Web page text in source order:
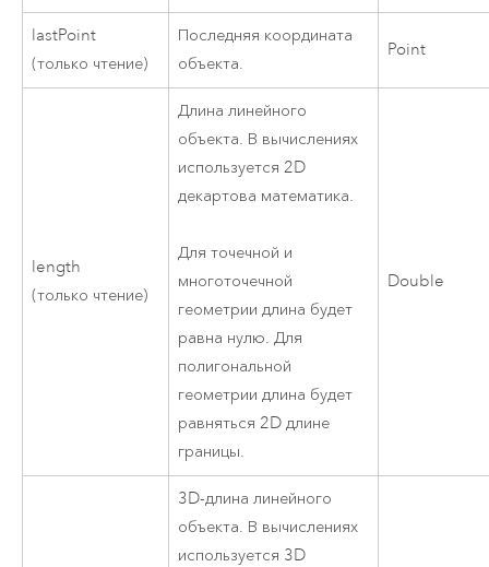
lastPoint
(только чтение)
Последняя координата
объекта.
Point
length
(только чтение)
Длина линейного
объекта. В вычислениях
используется 2D
декартова математика.
Для точечной и
многоточечной
геометрии длина будет
равна нулю. Для
полигональной
геометрии длина будет
равняться 2D длине
границы.
Double
3D-длина линейного
объекта. В вычислениях
используется 3D